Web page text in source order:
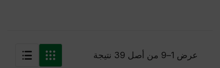
عرض 1–9 من أصل 39 نتيجة